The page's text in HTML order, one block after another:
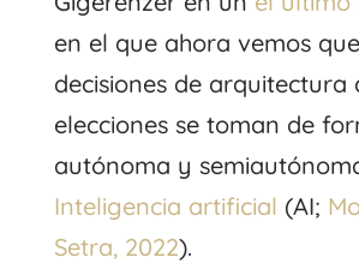
en el que ahora vemos
decisiones de arquitectura
elecciones se toman de
autónoma y
Inteligencia artificial (AI;
Setra, 2022).